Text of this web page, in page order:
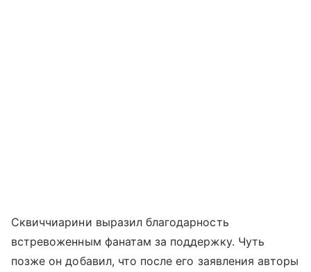
Сквиччиарини выразил благодарность
встревоженным фанатам за поддержку. Чуть
позже он добавил, что после его заявления авторы